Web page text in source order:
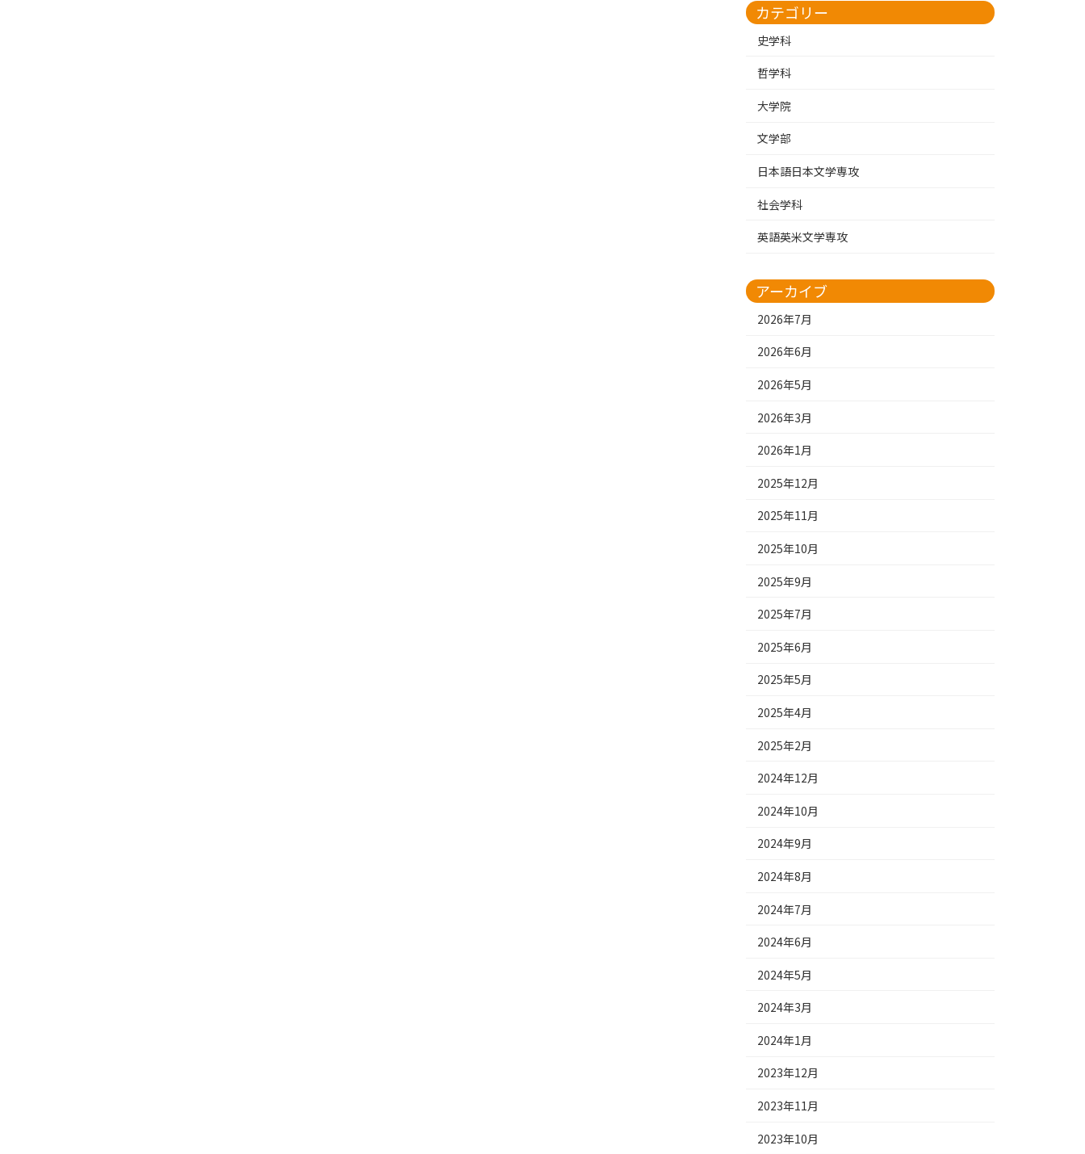
カテゴリー
史学科
哲学科
大学院
文学部
日本語日本文学専攻
社会学科
英語英米文学専攻
アーカイブ
2026年7月
2026年6月
2026年5月
2026年3月
2026年1月
2025年12月
2025年11月
2025年10月
2025年9月
2025年7月
2025年6月
2025年5月
2025年4月
2025年2月
2024年12月
2024年10月
2024年9月
2024年8月
2024年7月
2024年6月
2024年5月
2024年3月
2024年1月
2023年12月
2023年11月
2023年10月